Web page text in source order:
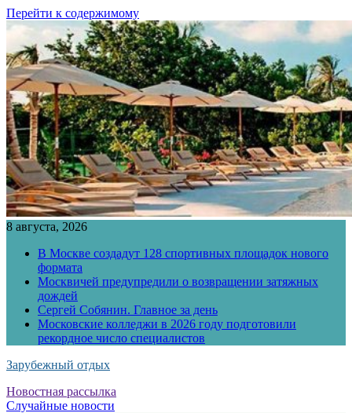
Перейти к содержимому
8 августа, 2026
В Москве создадут 128 спортивных площадок нового
формата
Москвичей предупредили о возвращении затяжных
дождей
Сергей Собянин. Главное за день
Московские колледжи в 2026 году подготовили
рекордное число специалистов
Зарубежный отдых
Новостная рассылка
Случайные новости